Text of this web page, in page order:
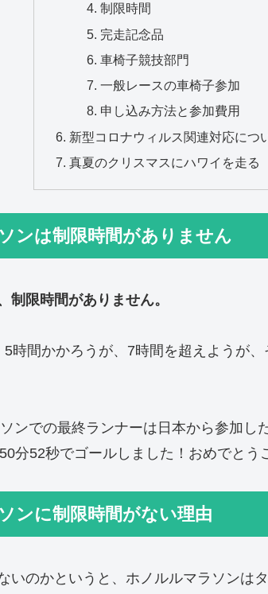
制限時間
完走記念品
車椅子競技部門
一般レースの車椅子参加
申し込み方法と参加費用
新型コロナウィルス関連対応につ
真夏のクリスマスにハワイを走る
ンは制限時間がありません
制限時間がありません。
時間かかろうが、7時間を超えようが
ンでの最終ランナーは日本から参加し
分52秒でゴールしました！おめでとう
ンに制限時間がない理由
いのかというと、ホノルルマラソンは